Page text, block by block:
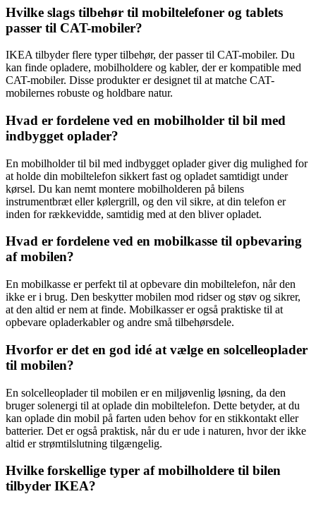
Hvilke slags tilbehør til mobiltelefoner og tablets
passer til CAT-mobiler?
IKEA tilbyder flere typer tilbehør, der passer til CAT-mobiler. Du
kan finde opladere, mobilholdere og kabler, der er kompatible med
CAT-mobiler. Disse produkter er designet til at matche CAT-
mobilernes robuste og holdbare natur.
Hvad er fordelene ved en mobilholder til bil med
indbygget oplader?
En mobilholder til bil med indbygget oplader giver dig mulighed for
at holde din mobiltelefon sikkert fast og opladet samtidigt under
kørsel. Du kan nemt montere mobilholderen på bilens
instrumentbræt eller kølergrill, og den vil sikre, at din telefon er
inden for rækkevidde, samtidig med at den bliver opladet.
Hvad er fordelene ved en mobilkasse til opbevaring
af mobilen?
En mobilkasse er perfekt til at opbevare din mobiltelefon, når den
ikke er i brug. Den beskytter mobilen mod ridser og støv og sikrer,
at den altid er nem at finde. Mobilkasser er også praktiske til at
opbevare opladerkabler og andre små tilbehørsdele.
Hvorfor er det en god idé at vælge en solcelleoplader
til mobilen?
En solcelleoplader til mobilen er en miljøvenlig løsning, da den
bruger solenergi til at oplade din mobiltelefon. Dette betyder, at du
kan oplade din mobil på farten uden behov for en stikkontakt eller
batterier. Det er også praktisk, når du er ude i naturen, hvor der ikke
altid er strømtilslutning tilgængelig.
Hvilke forskellige typer af mobilholdere til bilen
tilbyder IKEA?